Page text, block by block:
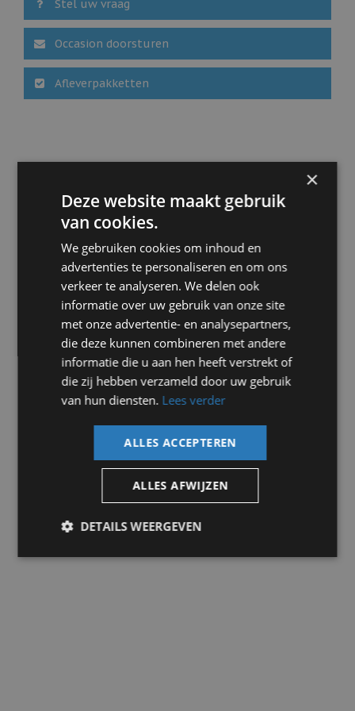
Elektronisch Stabiliteits Programma
Extra getint glas achter
Grootlichtassistent
Houtafwerking interieur
Keyless entry
Keyless start
LED koplampen
Lichtmetalen velgen 16"
Matrix led koplampen
Navigatiesysteem full map + hard disk
Parkeer assistent
Parkeersensor voor
Rondomzicht camera
Sfeerverlichting
Stuurbekrachtiging snelheidsafhankelijk
Stuur leder
Trekhaak afneembaar
Volledig digitaal instrumentenpaneel
Sportonderstel
Stel uw vraag
Occasion doorsturen
Afleverpakketten
×
Deze website maakt gebruik
van cookies.
We gebruiken cookies om inhoud en
advertenties te personaliseren en om ons
verkeer te analyseren. We delen ook
informatie over uw gebruik van onze site
met onze advertentie- en analysepartners,
die deze kunnen combineren met andere
informatie die u aan hen heeft verstrekt of
die zij hebben verzameld door uw gebruik
van hun diensten. Lees verder
ALLES ACCEPTEREN
ALLES AFWIJZEN
DETAILS WEERGEVEN